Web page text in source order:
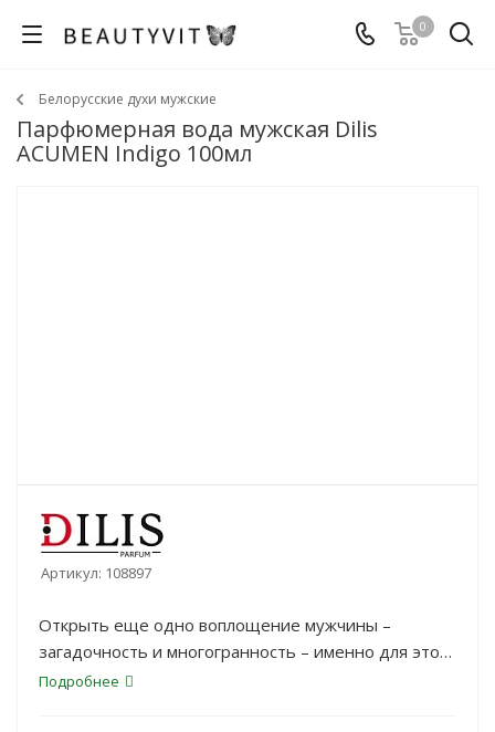
0
Белорусские духи мужские
Парфюмерная вода мужская Dilis
ACUMEN Indigo 100мл
Артикул: 108897
Открыть еще одно воплощение мужчины –
загадочность и многогранность – именно для этого
создан Acumen Indigo.
Подробнее